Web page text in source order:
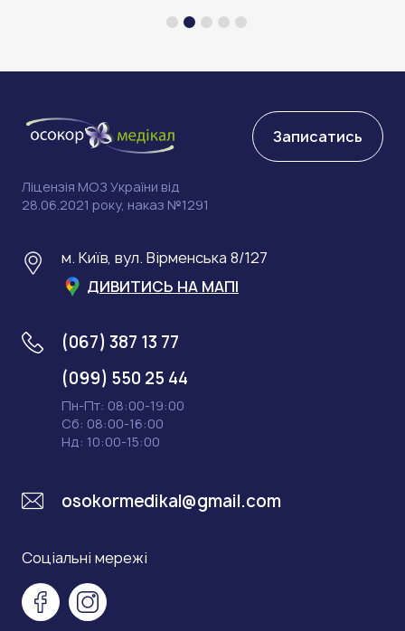
Ліцензія МОЗ України від
28.06.2021 року, наказ №1291
м. Київ, вул. Вірменська 8/127
ДИВИТИСЬ НА МАПІ
osokormedikal@gmail.com
(067) 387 13 77
(099) 550 25 44
Пн-Пт: 08:00-19:00
Сб: 08:00-16:00
Нд: 10:00-15:00
Соціальні мережі
Записатись